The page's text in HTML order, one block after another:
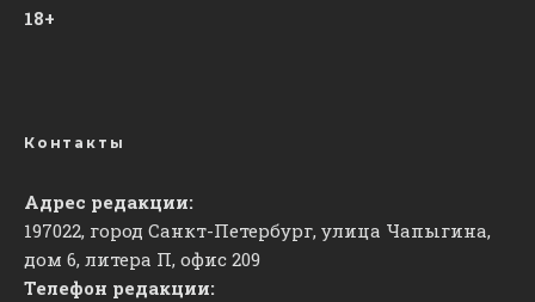
18+
Контакты
Адрес редакции:
197022, город Санкт-Петербург, улица Чапыгина,
дом 6, литера П, офис 209
Телефон редакции: